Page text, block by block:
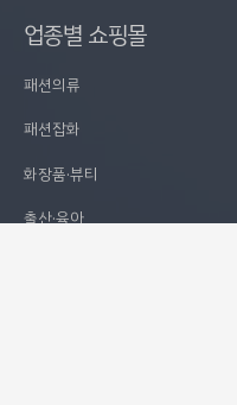
업종별 쇼핑몰
패션의류
패션잡화
화장품·뷰티
출산·육아